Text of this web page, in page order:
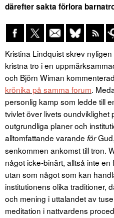
därefter sakta förlora
Kristina Lindquist skrev
kristna tro i en
och Björn Wiman
krönika på samma forum.
personlig kamp som ledde till
tvivlet över livets oundviklighet
outgrundliga planer och
alltomfattande varande för
senkommen ankomst till tron.
något icke-binärt, alltså inte en
utan som något som kan
institutionens olika traditioner,
och mening i uttalandet av
meditation i nattvardens